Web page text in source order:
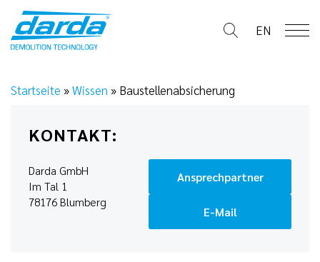
content
EN
Startseite »Wissen » Baustellenabsicherung
KONTAKT:
Darda GmbH
Im Tal 1
78176 Blumberg
Ansprechpartner
E-Mail